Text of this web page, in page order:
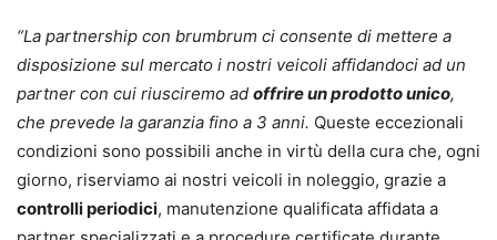
“La partnership con brumbrum ci consente di mettere a
disposizione sul mercato i nostri veicoli affidandoci ad un
partner con cui riusciremo ad offrire un prodotto unico,
che prevede la garanzia fino a 3 anni. Queste eccezionali
condizioni sono possibili anche in virtù della cura che, ogni
giorno, riserviamo ai nostri veicoli in noleggio, grazie a
controlli periodici, manutenzione qualificata affidata a